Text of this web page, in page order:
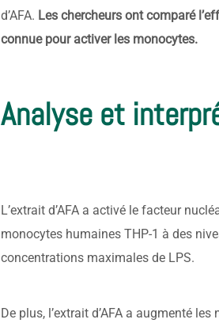
d’AFA. Les chercheurs ont comparé
connue pour activer les monocytes.
Analyse et
L’extrait d’AFA a activé le facteur
monocytes humaines THP-1 à des
concentrations maximales de LPS.
De plus, l’extrait d’AFA a augmenté